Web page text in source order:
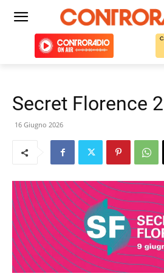
Secret Florence
16 Giugno 2026